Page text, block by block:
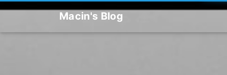
Macin's Blog